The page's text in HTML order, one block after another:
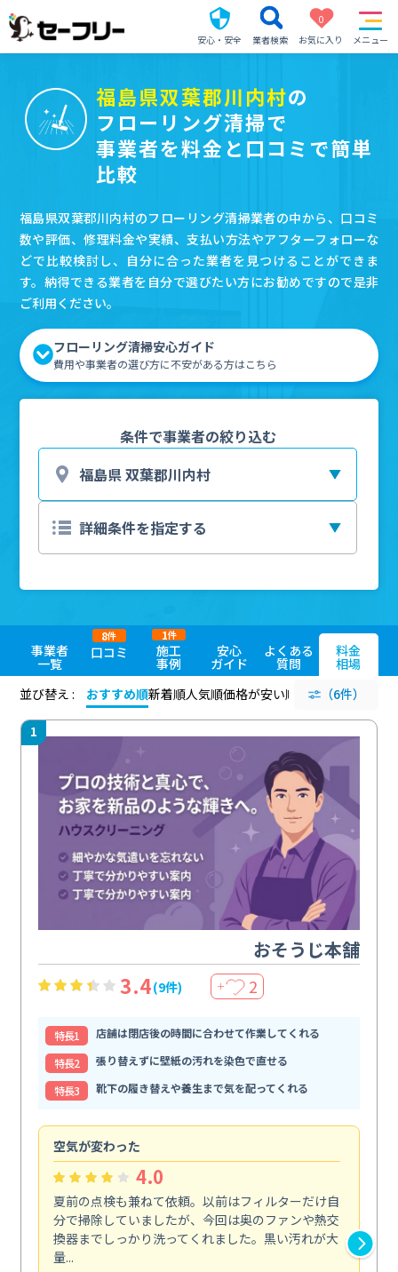
安心・安全 業者検索
0
お気に入り
メニュー
福島県双葉郡川内村の
フローリング清掃で
事業者を料金と口コミで簡単
比較
福島県双葉郡川内村のフローリング清掃業者の中から、口コミ
数や評価、修理料金や実績、支払い方法やアフターフォローな
どで比較検討し、自分に合った業者を見つけることができま
す。納得できる業者を自分で選びたい方にお勧めですので是非
ご利用ください。
フローリング清掃安心ガイド
費用や事業者の選び方に不安がある方はこちら
条件で事業者の絞り込む
事業者
一覧
口コミ
8件
施工
事例
1件
安心
ガイド
よくある
質問
料金
相場
並び替え :
おすすめ順新着順人気順価格が安い順 評価が高い順
（6件）
1
おそうじ本舗
3.4(9件) ＋ 2
特⻑1
店舗は閉店後の時間に合わせて作業してくれる
特⻑2
張り替えずに壁紙の汚れを染色で直せる
特⻑3
靴下の履き替えや養生まで気を配ってくれる
空気が変わった
4.0
夏前の点検も兼ねて依頼。以前はフィルターだけ自
分で掃除していましたが、今回は奥のファンや熱交
換器までしっかり洗ってくれました。黒い汚れが大
量...